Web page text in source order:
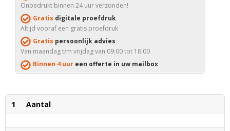
Onbedrukt binnen 24 uur verzonden!
Gratis digitale proefdruk
Altijd vooraf een gratis proefdruk
Gratis persoonlijk advies
Van maandag t/m vrijdag van 09:00 tot 18:00
Binnen 4 uur een offerte in uw mailbox
1 Aantal